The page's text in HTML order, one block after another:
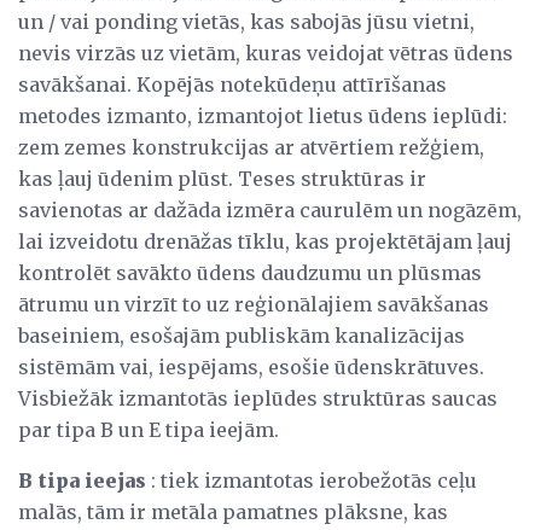
un / vai ponding vietās, kas sabojās jūsu vietni,
nevis virzās uz vietām, kuras veidojat vētras ūdens
savākšanai. Kopējās notekūdeņu attīrīšanas
metodes izmanto, izmantojot lietus ūdens ieplūdi:
zem zemes konstrukcijas ar atvērtiem režģiem,
kas ļauj ūdenim plūst. Teses struktūras ir
savienotas ar dažāda izmēra caurulēm un nogāzēm,
lai izveidotu drenāžas tīklu, kas projektētājam ļauj
kontrolēt savākto ūdens daudzumu un plūsmas
ātrumu un virzīt to uz reģionālajiem savākšanas
baseiniem, esošajām publiskām kanalizācijas
sistēmām vai, iespējams, esošie ūdenskrātuves.
Visbiežāk izmantotās ieplūdes struktūras saucas
par tipa B un E tipa ieejām.
B tipa ieejas : tiek izmantotas ierobežotās ceļu
malās, tām ir metāla pamatnes plāksne, kas